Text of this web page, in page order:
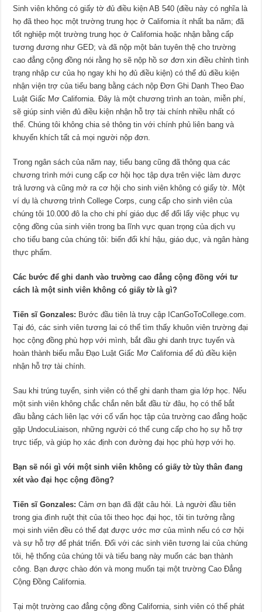
Sinh viên không có giấy tờ đủ điều kiện AB 540 (điều này có nghĩa là
họ đã theo học một trường trung học ở California ít nhất ba năm; đã
tốt nghiệp một trường trung học ở California hoặc nhận bằng cấp
tương đương như GED; và đã nộp một bản tuyên thệ cho trường
cao đẳng cộng đồng nói rằng họ sẽ nộp hồ sơ đơn xin điều chỉnh tình
trạng nhập cư của họ ngay khi họ đủ điều kiện) có thể đủ điều kiện
nhận viện trợ của tiểu bang bằng cách nộp Đơn Ghi Danh Theo Đao
Luật Giấc Mơ California. Đây là một chương trình an toàn, miễn phí,
sẽ giúp sinh viên đủ điều kiện nhận hỗ trợ tài chính nhiều nhất có
thể. Chúng tôi không chia sẻ thông tin với chính phủ liên bang và
khuyến khích tất cả mọi người nộp đơn.
Trong ngân sách của năm nay, tiểu bang cũng đã thông qua các
chương trình mới cung cấp cơ hội học tập dựa trên việc làm được
trả lương và cũng mở ra cơ hội cho sinh viên không có giấy tờ. Một
ví dụ là chương trình College Corps, cung cấp cho sinh viên của
chúng tôi 10.000 đô la cho chi phí giáo dục để đổi lấy việc phục vụ
cộng đồng của sinh viên trong ba lĩnh vực quan trọng của dịch vụ
cho tiểu bang của chúng tôi: biến đổi khí hậu, giáo dục, và ngân hàng
thực phẩm.
Các bước để ghi danh vào trường cao đẳng cộng đồng với tư
cách là một sinh viên không có giấy tờ là gì?
Tiến sĩ Gonzales: Bước đầu tiên là truy cập ICanGoToCollege.com.
Tại đó, các sinh viên tương lai có thể tìm thấy khuôn viên trường đại
học cộng đồng phù hợp với mình, bắt đầu ghi danh trực tuyến và
hoàn thành biểu mẫu Đạo Luật Giấc Mơ California để đủ điều kiện
nhận hỗ trợ tài chính.
Sau khi trúng tuyển, sinh viên có thể ghi danh tham gia lớp học. Nếu
một sinh viên không chắc chắn nên bắt đầu từ đâu, họ có thể bắt
đầu bằng cách liên lạc với cố vấn học tập của trường cao đẳng hoặc
gặp UndocuLiaison, những người có thể cung cấp cho họ sự hỗ trợ
trực tiếp, và giúp họ xác định con đường đại học phù hợp với họ.
Bạn sẽ nói gì với một sinh viên không có giấy tờ tùy thân đang
xét vào đại học cộng đồng?
Tiến sĩ Gonzales: Cảm ơn bạn đã đặt câu hỏi. Là người đầu tiên
trong gia đình ruột thịt của tôi theo học đại học, tôi tin tưởng rằng
mọi sinh viên đều có thể đạt được ước mơ của mình nếu có cơ hội
và sự hỗ trợ để phát triển. Đối với các sinh viên tương lai của chúng
tôi, hệ thống của chúng tôi và tiểu bang này muốn các bạn thành
công. Bạn được chào đón và mong muốn tại một trường Cao Đẳng
Cộng Đồng California.
Tại một trường cao đẳng cộng đồng California, sinh viên có thể phát